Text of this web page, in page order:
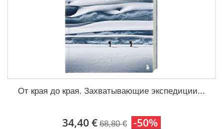
От края до края. Захватывающие экспедиции...
34,40 € 68,80 € -50%